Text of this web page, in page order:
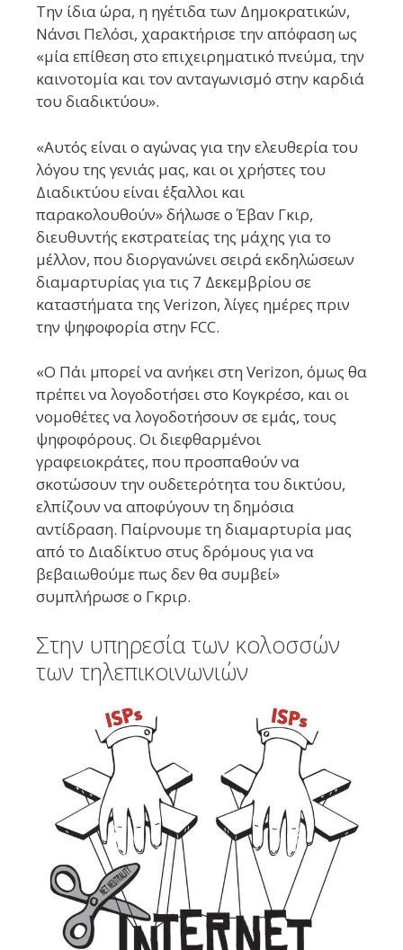
Την ίδια ώρα, η ηγέτιδα των Δημοκρατικών,
Νάνσι Πελόσι, χαρακτήρισε την απόφαση ως
«μία επίθεση στο επιχειρηματικό πνεύμα, την
καινοτομία και τον ανταγωνισμό στην καρδιά
του διαδικτύου».
«Αυτός είναι ο αγώνας για την ελευθερία του
λόγου της γενιάς μας, και οι χρήστες του
Διαδικτύου είναι έξαλλοι και
παρακολουθούν» δήλωσε ο Έβαν Γκιρ,
διευθυντής εκστρατείας της μάχης για το
μέλλον, που διοργανώνει σειρά εκδηλώσεων
διαμαρτυρίας για τις 7 Δεκεμβρίου σε
καταστήματα της Verizon, λίγες ημέρες πριν
την ψηφοφορία στην FCC.
«Ο Πάι μπορεί να ανήκει στη Verizon, όμως θα
πρέπει να λογοδοτήσει στο Κογκρέσο, και οι
νομοθέτες να λογοδοτήσουν σε εμάς, τους
ψηφοφόρους. Οι διεφθαρμένοι
γραφειοκράτες, που προσπαθούν να
σκοτώσουν την ουδετερότητα του δικτύου,
ελπίζουν να αποφύγουν τη δημόσια
αντίδραση. Παίρνουμε τη διαμαρτυρία μας
από το Διαδίκτυο στυς δρόμους για να
βεβαιωθούμε πως δεν θα συμβεί»
συμπλήρωσε ο Γκριρ.
Στην υπηρεσία των κολοσσών
των τηλεπικοινωνιών